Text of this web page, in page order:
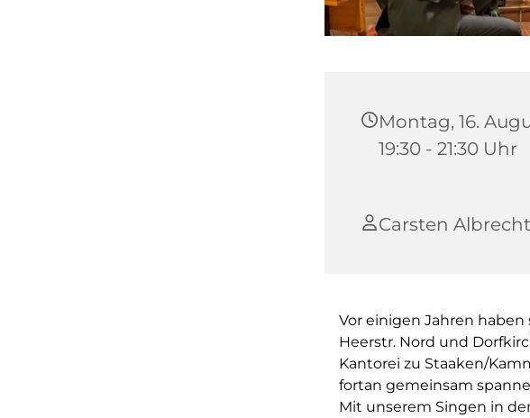
Montag, 16.
19:30 - 21:30 Uhr
Carsten Albrecht
Vor einigen Jahren
Heerstr. Nord und
Kantorei zu Staaken/
fortan gemeinsam
Mit unserem Singen in